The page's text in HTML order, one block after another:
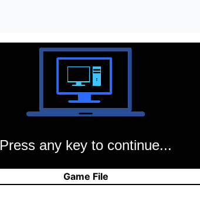
Press any key to continue...
Game File